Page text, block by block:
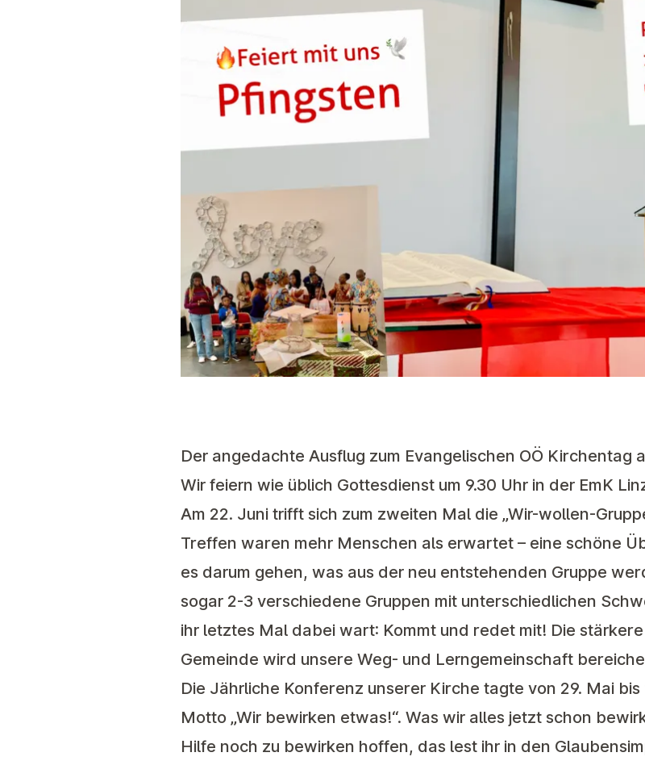
Der angedachte Ausflug zum Evangelischen OÖ Kirchentag
Wir feiern wie üblich Gottesdienst um 9.30 Uhr in der EmK
Am 22. Juni trifft sich zum zweiten Mal die „Wir-wollen-
Treffen waren mehr Menschen als erwartet – eine schöne
es darum gehen, was aus der neu entstehenden Gruppe
sogar 2-3 verschiedene Gruppen mit unterschiedlichen
ihr letztes Mal dabei wart: Kommt und redet mit! Die
Gemeinde wird unsere Weg- und Lerngemeinschaft
Die Jährliche Konferenz unserer Kirche tagte von 29. Mai bis
Motto „Wir bewirken etwas!“. Was wir alles jetzt schon
Hilfe noch zu bewirken hoffen, das lest ihr in den